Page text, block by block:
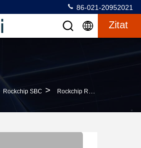
86-021-20952021
Zitat
Rockchip SBC > Rockchip RK3568 Arm-Basierter Single-Board-Computer SBC 4K 1080P -10 ~ 70°C